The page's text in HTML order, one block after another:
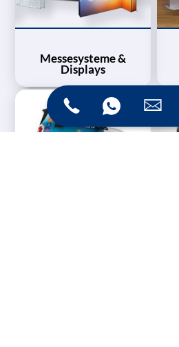
Messesysteme &
Displays